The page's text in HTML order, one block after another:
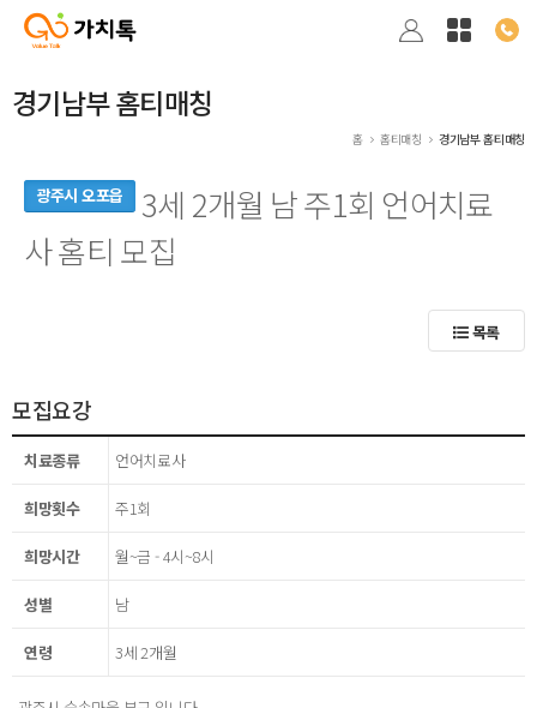
경기남부 홈티매칭
홈 홈티매칭 경기남부 홈티매칭
광주시 오포읍
3세 2개월 남 주1회 언어치료
사 홈티 모집
목록
모집요강
치료종류 언어치료사
희망횟수 주1회
희망시간 월~금 - 4시~8시
성별 남
연령 3세 2개월